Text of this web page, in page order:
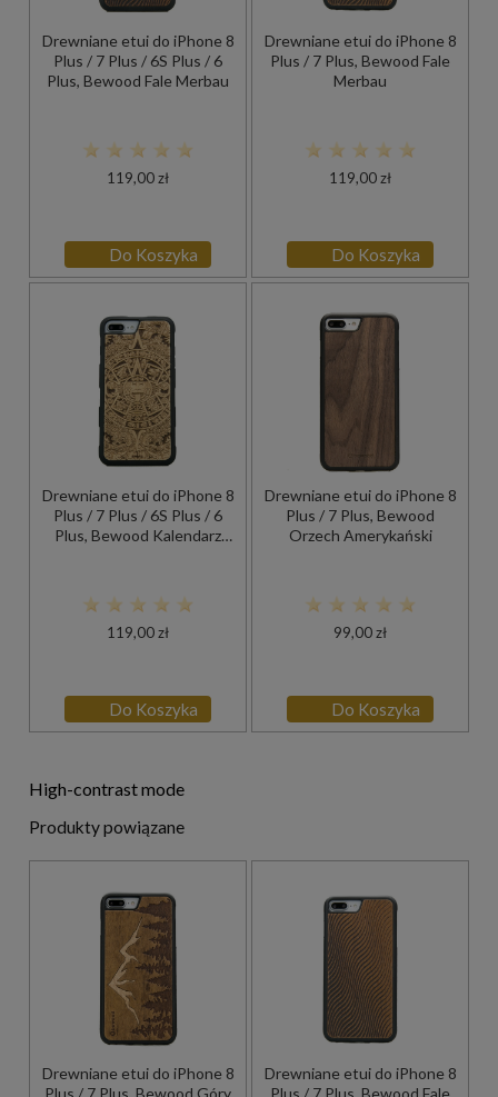
Drewniane etui do iPhone 8
Plus / 7 Plus / 6S Plus / 6
Plus, Bewood Fale Merbau
119,00 zł
Do Koszyka
Drewniane etui do iPhone 8
Plus / 7 Plus, Bewood Fale
Merbau
119,00 zł
Do Koszyka
Drewniane etui do iPhone 8
Plus / 7 Plus / 6S Plus / 6
Plus, Bewood Kalendarz
119,00 zł
Do Koszyka
Drewniane etui do iPhone 8
Plus / 7 Plus, Bewood
Orzech Amerykański
99,00 zł
Do Koszyka
High-contrast mode
Produkty powiązane
Drewniane etui do iPhone 8
Drewniane etui do iPhone 8